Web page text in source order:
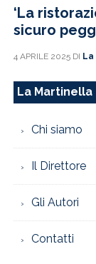
‘La
sicuro
4 APRILE 2025 DI
La Martinella
Chi siamo
Il Direttore
Gli Autori
Contatti